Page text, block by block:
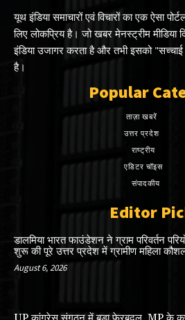
यूथ इंडिया समाचारों एवं विचारों का एक ऐसा
लिए लोकप्रिय है। जो खबर मेनस्ट्रीम
इंडिया उजागर करता है और तभी इसको
है।
Popular
ताज़ा खबरें
उत्तर प्रदेश
राष्ट्रीय
एडिटर चॉइस
संपादकीय
Editor
डालमिया भारत फाउंडेशन ने ग्राम परिवर्तन
शुरू की पूरे उत्तर प्रदेश में ग्रामीण महिला
August 6, 2026